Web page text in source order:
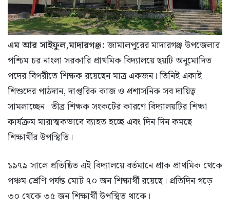
এম আর সাইফুল,মাদারগঞ্জ: জামালপুরের মাদারগঞ্জ উপজেলার
পশ্চিম চর নাংলা সরকারি প্রাথমিক বিদ্যালয়ে ছয়টি অনুমোদিত
পদের বিপরীতে শিক্ষক রয়েছেন মাত্র একজন। তিনিই একাই
শিশুদের পাঠদান, দাপ্তরিক কাজ ও প্রশাসনিক সব দায়িত্ব
সামলাচ্ছেন। তীব্র শিক্ষক সংকটের কারণে বিদ্যালয়টির শিক্ষা
কার্যক্রম মারাত্মকভাবে ব্যাহত হচ্ছে এবং দিন দিন কমছে
শিক্ষার্থীর উপস্থিতি।
১৯৭৯ সালে প্রতিষ্ঠিত এই বিদ্যালয়ে বর্তমানে প্রাক প্রাথমিক থেকে
পঞ্চম শ্রেণি পর্যন্ত মোট ৭০ জন শিক্ষার্থী রয়েছে। প্রতিদিন গড়ে
৩০ থেকে ৩৫ জন শিক্ষার্থী উপস্থিত থাকে।